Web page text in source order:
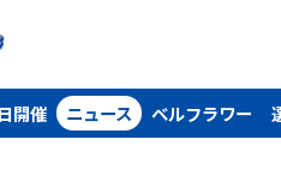
開催 ニュース ベルフラワー